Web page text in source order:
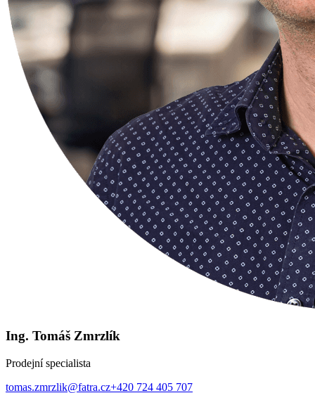
Ing. Tomáš Zmrzlík
Prodejní specialista
tomas.zmrzlik@fatra.cz+420 724 405 707